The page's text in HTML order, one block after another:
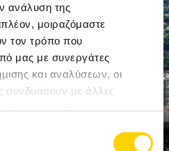
ανάλυση της
μοιραζόμαστε
τον τρόπο που
μας με συνεργάτες
και αναλύσεων, οι
συνδυάσουν με άλλες